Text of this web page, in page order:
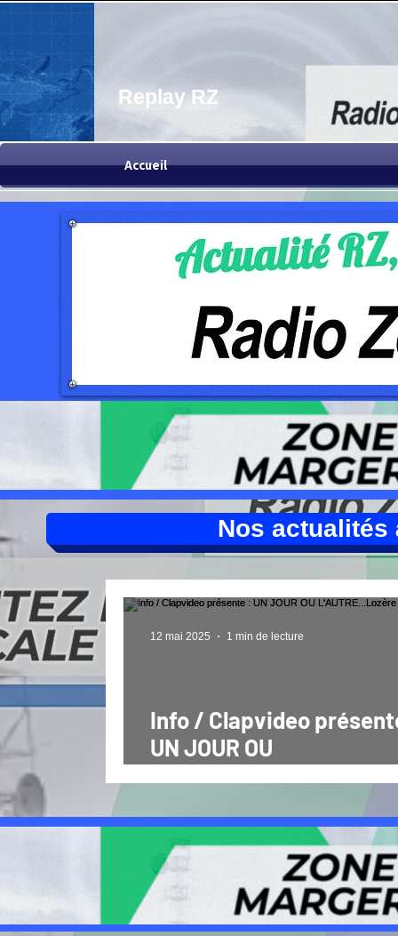
Replay RZ
Accueil
Nos actualités
Info / Clapvideo
UN JOUR OU
12 mai 2025 1 min de lecture